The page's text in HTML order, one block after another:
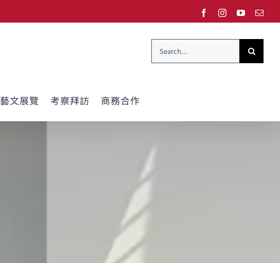
FacebookInstagramYouTube
Search
for:
藝文展覽 考察拜訪 商務合作